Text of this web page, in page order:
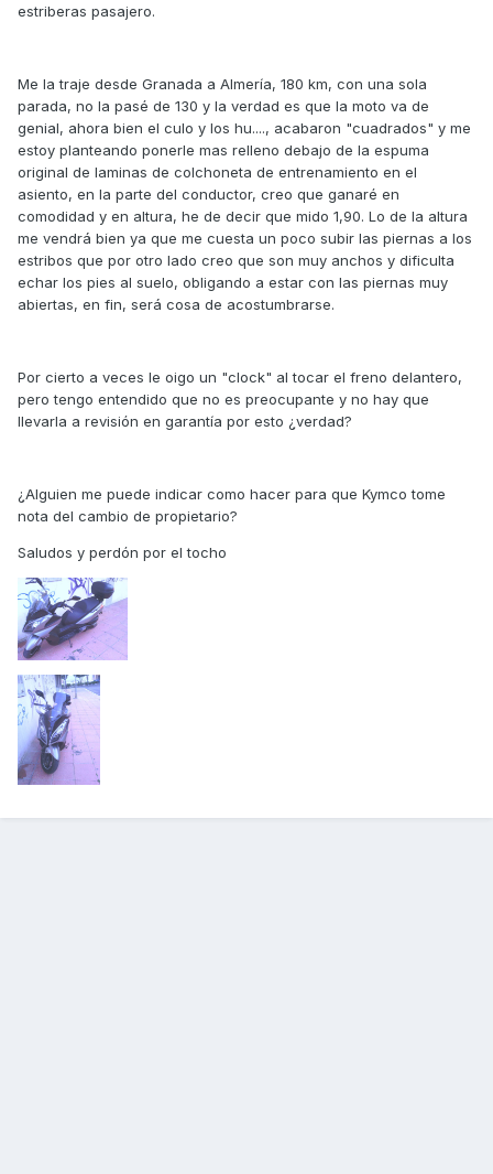
estriberas pasajero.
Me la traje desde Granada a Almería, 180 km, con una sola
parada, no la pasé de 130 y la verdad es que la moto va de
genial, ahora bien el culo y los hu...., acabaron "cuadrados" y me
estoy planteando ponerle mas relleno debajo de la espuma
original de laminas de colchoneta de entrenamiento en el
asiento, en la parte del conductor, creo que ganaré en
comodidad y en altura, he de decir que mido 1,90. Lo de la altura
me vendrá bien ya que me cuesta un poco subir las piernas a los
estribos que por otro lado creo que son muy anchos y dificulta
echar los pies al suelo, obligando a estar con las piernas muy
abiertas, en fin, será cosa de acostumbrarse.
Por cierto a veces le oigo un "clock" al tocar el freno delantero,
pero tengo entendido que no es preocupante y no hay que
llevarla a revisión en garantía por esto ¿verdad?
¿Alguien me puede indicar como hacer para que Kymco tome
nota del cambio de propietario?
Saludos y perdón por el tocho